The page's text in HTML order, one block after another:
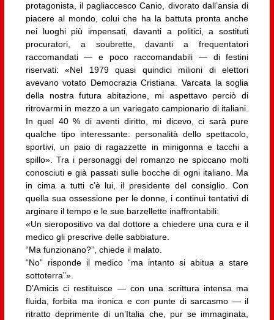
protagonista, il pagliaccesco Canio, divorato dall’ansia di
piacere al mondo, colui che ha la battuta pronta anche
nei luoghi più impensati, davanti a politici, a sostituti
procuratori, a soubrette, davanti a frequentatori
raccomandati — e poco raccomandabili — di festini
riservati: «Nel 1979 quasi quindici milioni di elettori
avevano votato Democrazia Cristiana. Varcata la soglia
della nostra futura abitazione, mi aspettavo perciò di
ritrovarmi in mezzo a un variegato campionario di italiani.
In quel 40 % di aventi diritto, mi dicevo, ci sarà pure
qualche tipo interessante: personalità dello spettacolo,
sportivi, un paio di ragazzette in minigonna e tacchi a
spillo». Tra i personaggi del romanzo ne spiccano molti
conosciuti e già passati sulle bocche di ogni italiano. Ma
in cima a tutti c’è lui, il presidente del consiglio. Con
quella sua ossessione per le donne, i continui tentativi di
arginare il tempo e le sue barzellette inaffrontabili:
«Un sieropositivo va dal dottore a chiedere una cura e il
medico gli prescrive delle sabbiature.
“Ma funzionano?”, chiede il malato.
“No” risponde il medico “ma intanto si abitua a stare
sottoterra”».
D’Amicis ci restituisce — con una scrittura intensa ma
fluida, forbita ma ironica e con punte di sarcasmo — il
ritratto deprimente di un’Italia che, pur se immaginata,